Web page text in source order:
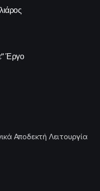
Έργο
Αποδεκτή Λειτουργία